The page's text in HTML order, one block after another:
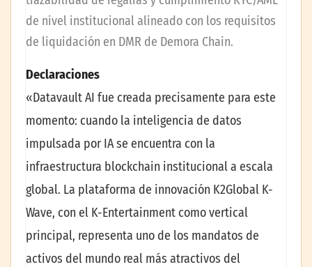
de nivel institucional alineado con los requisitos
de liquidación en DMR de Demora Chain.
Declaraciones
«Datavault AI fue creada precisamente para este
momento: cuando la inteligencia de datos
impulsada por IA se encuentra con la
infraestructura blockchain institucional a escala
global. La plataforma de innovación K2Global K-
Wave, con el K-Entertainment como vertical
principal, representa uno de los mandatos de
activos del mundo real más atractivos del